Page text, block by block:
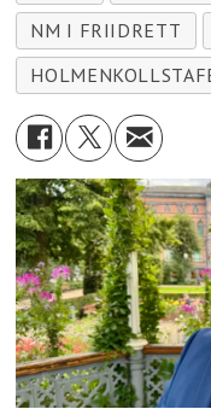
NM I FRIIDRETT